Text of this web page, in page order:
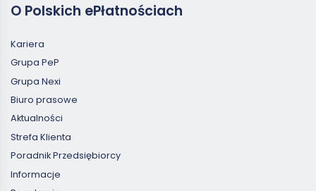
O Polskich ePłatnościach
Kariera
Grupa PeP
Grupa Nexi
Biuro prasowe
Aktualności
Strefa Klienta
Poradnik Przedsiębiorcy
Informacje